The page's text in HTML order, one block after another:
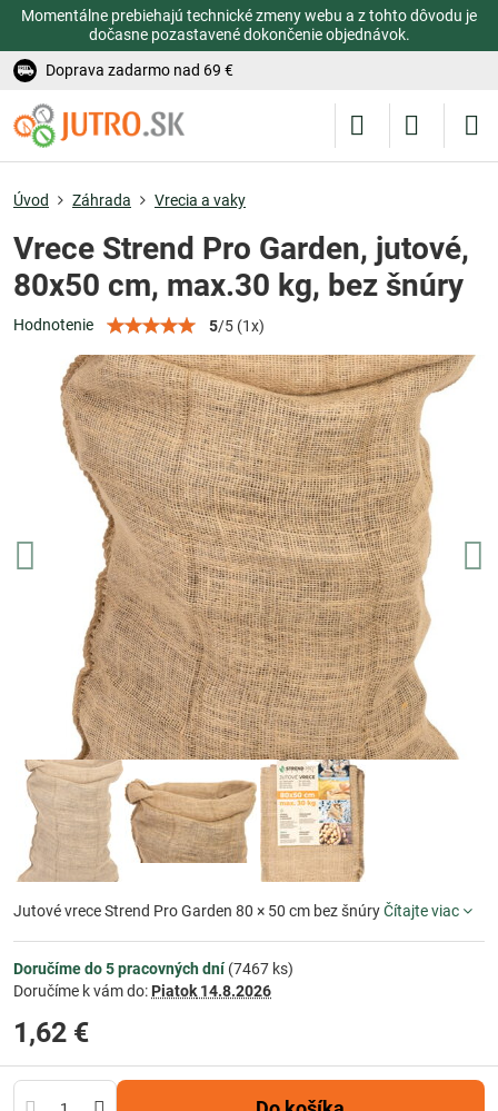
Momentálne prebiehajú technické zmeny webu a z tohto dôvodu je
dočasne pozastavené dokončenie objednávok.
Doprava zadarmo nad 69 €
Úvod Záhrada Vrecia a vaky
Vrece Strend Pro Garden, jutové,
80x50 cm, max.30 kg, bez šnúry
Hodnotenie 5/5 (1x)
Jutové vrece Strend Pro Garden 80 × 50 cm bez šnúryČítajte viac
Doručíme do 5 pracovných dní(7467 ks)
Doručíme k vám do: Piatok 14.8.2026
1,62 €